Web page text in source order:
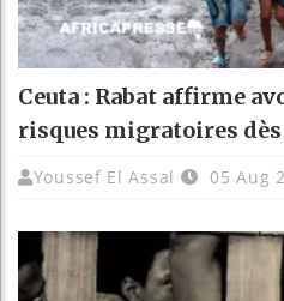
Ceuta : Rabat affirme
risques migratoires
Youssef El Assal 05 Aug